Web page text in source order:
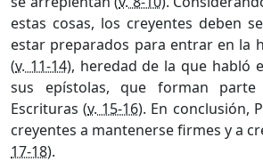
estas cosas, los creyentes deben
estar preparados para entrar en la
(v. 11-14), heredad de la que habló
sus epístolas, que forman parte
Escrituras (v. 15-16). En conclusión,
creyentes a mantenerse firmes y a
17-18).